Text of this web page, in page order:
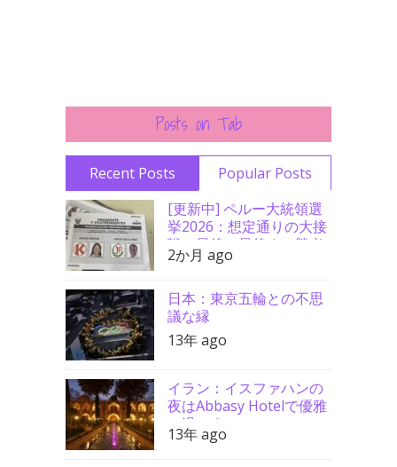
Posts on Tab
Recent Posts
Popular Posts
[更新中] ペルー大統領選
挙2026：想定通りの大接
戦、最後の最後まで勝者
分からず
2か月 ago
日本：東京五輪との不思
議な縁
13年 ago
イラン：イスファハンの
夜はAbbasy Hotelで優雅
に過ごす
13年 ago